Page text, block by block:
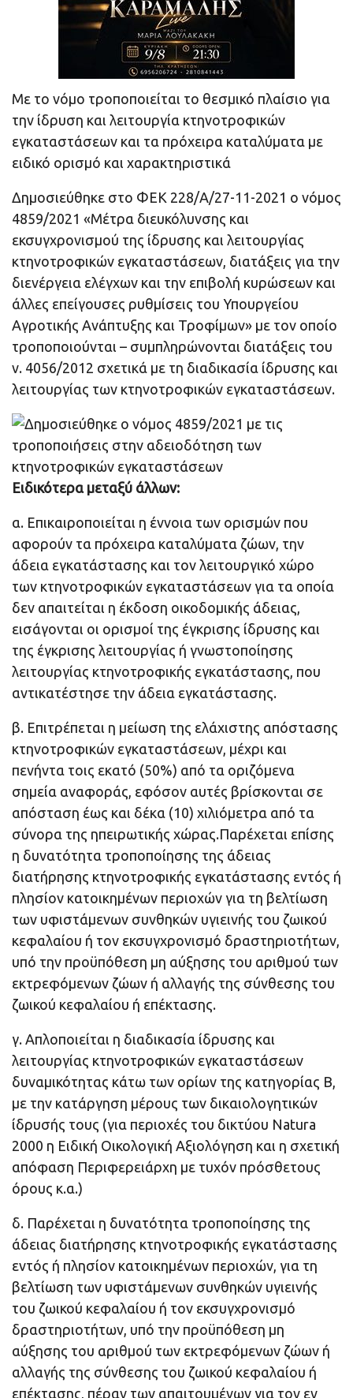
Με το νόμο τροποποιείται το θεσμικό πλαίσιο για
την ίδρυση και λειτουργία κτηνοτροφικών
εγκαταστάσεων και τα πρόχειρα καταλύματα με
ειδικό ορισμό και χαρακτηριστικά
Δημοσιεύθηκε στο ΦΕΚ 228/Α/27-11-2021 ο νόμος
4859/2021 «Μέτρα διευκόλυνσης και
εκσυγχρονισμού της ίδρυσης και λειτουργίας
κτηνοτροφικών εγκαταστάσεων, διατάξεις για την
διενέργεια ελέγχων και την επιβολή κυρώσεων και
άλλες επείγουσες ρυθμίσεις του Υπουργείου
Αγροτικής Ανάπτυξης και Τροφίμων» με τον οποίο
τροποποιούνται – συμπληρώνονται διατάξεις του
ν. 4056/2012 σχετικά με τη διαδικασία ίδρυσης και
λειτουργίας των κτηνοτροφικών εγκαταστάσεων.
Ειδικότερα μεταξύ άλλων:
α. Επικαιροποιείται η έννοια των ορισμών που
αφορούν τα πρόχειρα καταλύματα ζώων, την
άδεια εγκατάστασης και τον λειτουργικό χώρο
των κτηνοτροφικών εγκαταστάσεων για τα οποία
δεν απαιτείται η έκδοση οικοδομικής άδειας,
εισάγονται οι ορισμοί της έγκρισης ίδρυσης και
της έγκρισης λειτουργίας ή γνωστοποίησης
λειτουργίας κτηνοτροφικής εγκατάστασης, που
αντικατέστησε την άδεια εγκατάστασης.
β. Επιτρέπεται η μείωση της ελάχιστης απόστασης
κτηνοτροφικών εγκαταστάσεων, μέχρι και
πενήντα τοις εκατό (50%) από τα οριζόμενα
σημεία αναφοράς, εφόσον αυτές βρίσκονται σε
απόσταση έως και δέκα (10) χιλιόμετρα από τα
σύνορα της ηπειρωτικής χώρας.Παρέχεται επίσης
η δυνατότητα τροποποίησης της άδειας
διατήρησης κτηνοτροφικής εγκατάστασης εντός ή
πλησίον κατοικημένων περιοχών για τη βελτίωση
των υφιστάμενων συνθηκών υγιεινής του ζωικού
κεφαλαίου ή τον εκσυγχρονισμό δραστηριοτήτων,
υπό την προϋπόθεση μη αύξησης του αριθμού των
εκτρεφόμενων ζώων ή αλλαγής της σύνθεσης του
ζωικού κεφαλαίου ή επέκτασης.
γ. Απλοποιείται η διαδικασία ίδρυσης και
λειτουργίας κτηνοτροφικών εγκαταστάσεων
δυναμικότητας κάτω των ορίων της κατηγορίας Β,
με την κατάργηση μέρους των δικαιολογητικών
ίδρυσής τους (για περιοχές του δικτύου Natura
2000 η Ειδική Οικολογική Αξιολόγηση και η σχετική
απόφαση Περιφερειάρχη με τυχόν πρόσθετους
όρους κ.α.)
δ. Παρέχεται η δυνατότητα τροποποίησης της
άδειας διατήρησης κτηνοτροφικής εγκατάστασης
εντός ή πλησίον κατοικημένων περιοχών, για τη
βελτίωση των υφιστάμενων συνθηκών υγιεινής
του ζωικού κεφαλαίου ή τον εκσυγχρονισμό
δραστηριοτήτων, υπό την προϋπόθεση μη
αύξησης του αριθμού των εκτρεφόμενων ζώων ή
αλλαγής της σύνθεσης του ζωικού κεφαλαίου ή
επέκτασης, πέραν των απαιτουμένων για τον εν